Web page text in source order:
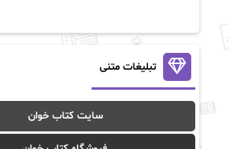
آن ماری سلینکو آنا تاد
آنالیا
آوا موسوی آیدا (Aixi)
آیدا باقری آیسان صادقی
تبلیغات متنی
سایت کتاب خوان